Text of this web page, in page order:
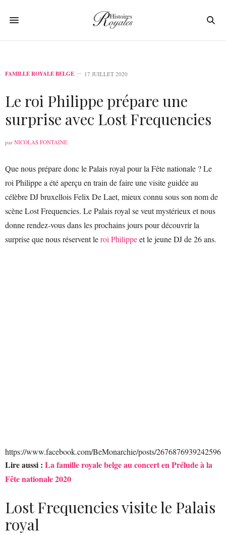
FAMILLE ROYALE BELGE 17 JUILLET 2020
Le roi Philippe prépare une
surprise avec Lost Frequencies
par NICOLAS FONTAINE
Que nous prépare donc le Palais royal pour la Fête nationale ? Le
roi Philippe a été aperçu en train de faire une visite guidée au
célèbre DJ bruxellois Felix De Laet, mieux connu sous son nom de
scène Lost Frequencies. Le Palais royal se veut mystérieux et nous
donne rendez-vous dans les prochains jours pour découvrir la
surprise que nous réservent leroi Philippeet le jeune DJ de 26 ans.
https://www.facebook.com/BeMonarchie/posts/2676876939242596
Lire aussi : La famille royale belge au concert en Prélude à la
Fête nationale 2020
Lost Frequencies visite le Palais
royal